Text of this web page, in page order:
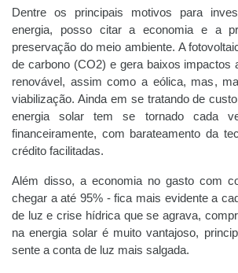
Dentre os principais motivos para
energia, posso citar a economia e a
preservação do meio ambiente. A
de carbono (CO2) e gera baixos impactos
renovável, assim como a eólica, mas,
viabilização. Ainda em se tratando de
energia solar tem se tornado cada
financeiramente, com barateamento da
crédito facilitadas.
Além disso, a economia no gasto com
chegar a até 95% - fica mais evidente a
de luz e crise hídrica que se agrava,
na energia solar é muito vantajoso,
sente a conta de luz mais salgada.